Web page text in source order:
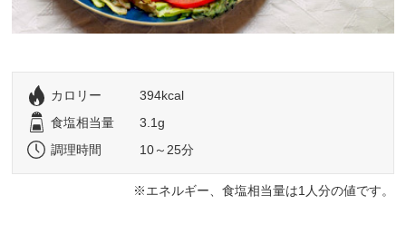
カロリー
394kcal
食塩相当量
3.1g
調理時間
10～25分
エネルギー、食塩相当量は1人分の値です。